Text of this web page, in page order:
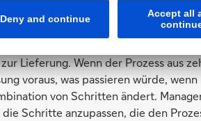
Lieferung. Wenn der Prozess aus
voraus, was passieren würde,
von Schritten ändert.
die Schritte anzupassen, die den